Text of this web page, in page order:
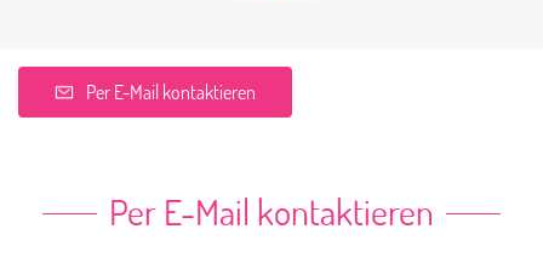
Per E-Mail kontaktieren
Per E-Mail kontaktieren